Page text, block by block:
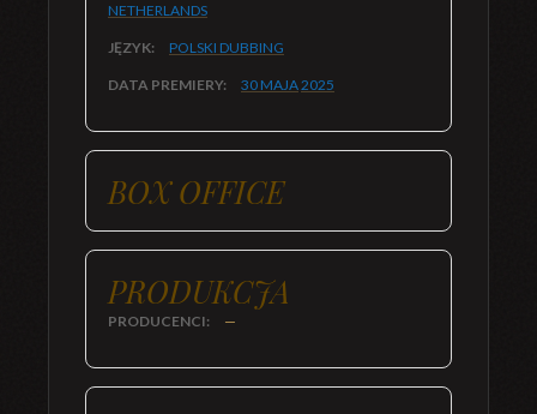
NETHERLANDS
JĘZYK: POLSKI DUBBING
DATA PREMIERY: 30 MAJA2025
BOX OFFICE
PRODUKCJA
PRODUCENCI: —